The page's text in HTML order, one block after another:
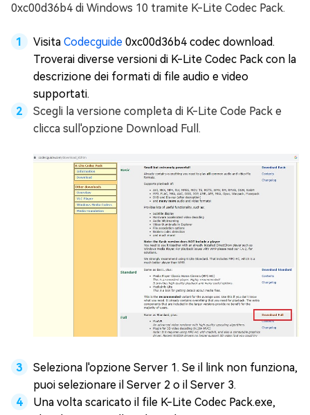
0xc00d36b4 di Windows 10 tramite K-Lite Codec Pack.
Visita Codecguide 0xc00d36b4 codec download.
Troverai diverse versioni di K-Lite Codec Pack con la
descrizione dei formati di file audio e video
supportati.
Scegli la versione completa di K-Lite Code Pack e
clicca sull'opzione Download Full.
Seleziona l'opzione Server 1. Se il link non funziona,
puoi selezionare il Server 2 o il Server 3.
Una volta scaricato il file K-Lite Codec Pack.exe,